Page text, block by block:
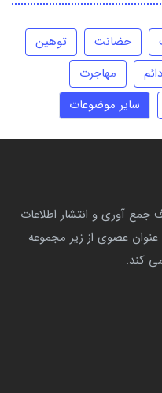
حضانت
توهین
مهاجرت
سایر موضوعات
از سال 1394 با هدف جمع آوری و انتشار اطلاعات
عضوی از زیر مجموعه
کند.